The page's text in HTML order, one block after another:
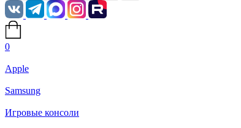
0
Apple
Samsung
Игровые консоли